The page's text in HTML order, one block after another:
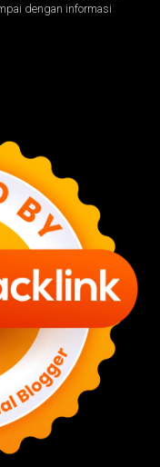
dengan informasi